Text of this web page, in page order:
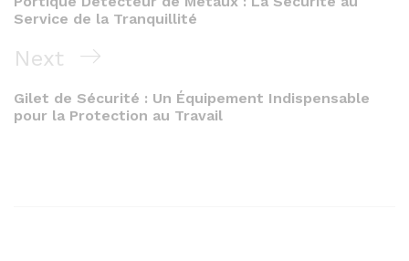
l’article
Service de la Tranquillité
Next
Post
Next
Gilet de Sécurité : Un Équipement Indispensable
pour la Protection au Travail